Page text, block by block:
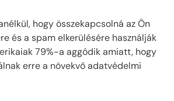
hogy összekapcsolná az Ön
és a spam elkerülésére használják
79%-a aggódik amiatt, hogy
erre a növekvő adatvédelmi